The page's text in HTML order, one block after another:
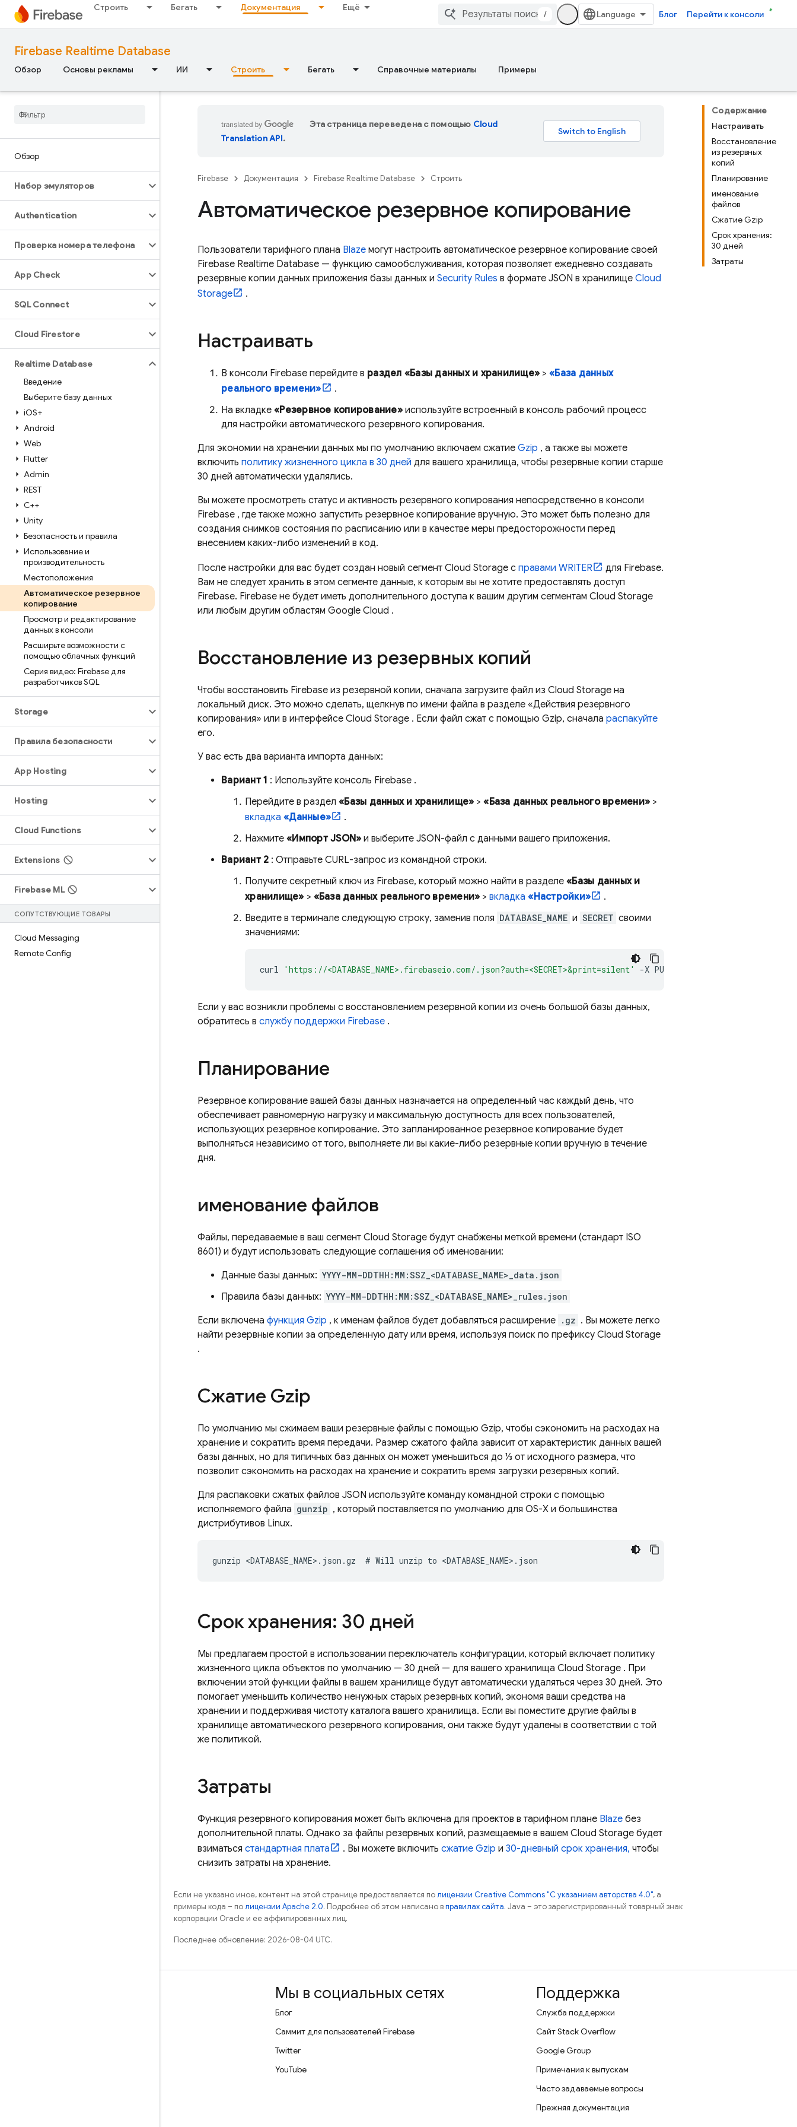
Строить Бегать Документация Ещё
/ Блог Перейти к консоли
Firebase Realtime Database
Обзор Основы рекламы ИИ Строить Бегать Справочные материалы Примеры
Обзор
Набор эмуляторов
Authentication
Проверка номера телефона
App Check
SQL Connect
Cloud Firestore
Realtime Database
Введение
Выберите базу данных
iOS+
Android
Web
Flutter
Admin
REST
C++
Unity
Безопасность и правила
Использование и
производительность
Местоположения
Автоматическое резервное
копирование
Просмотр и редактирование
данных в консоли
Расширьте возможности с
помощью облачных функций
Серия видео: Firebase для
разработчиков SQL
Storage
Правила безопасности
App Hosting
Hosting
Cloud Functions
Extensions
Firebase ML
СОПУТСТВУЮЩИЕ ТОВАРЫ
Cloud Messaging
Remote Config
Содержание
Настраивать
Восстановление
из резервных
копий
Планирование
именование
файлов
Сжатие Gzip
Срок хранения:
30 дней
Затраты
Эта страница переведена с помощью Cloud
Translation API.
Firebase Документация Firebase Realtime Database Строить
Автоматическое резервное копирование
Пользователи тарифного плана Blaze могут настроить автоматическое резервное копирование своей
Firebase Realtime Database — функцию самообслуживания, которая позволяет ежедневно создавать
резервные копии данных приложения базы данных и Security Rules в формате JSON в хранилище Cloud
Storage
.
Настраивать
В консоли Firebase перейдите в раздел «Базы данных и хранилище» > «База данных
реального времени»
.
На вкладке «Резервное копирование»используйте встроенный в консоль рабочий процесс
для настройки автоматического резервного копирования.
Для экономии на хранении данных мы по умолчанию включаем сжатие Gzip , а также вы можете
включить политику жизненного цикла в 30 дней для вашего хранилища, чтобы резервные копии старше
30 дней автоматически удалялись.
Вы можете просмотреть статус и активность резервного копирования непосредственно в консоли
Firebase , где также можно запустить резервное копирование вручную. Это может быть полезно для
создания снимков состояния по расписанию или в качестве меры предосторожности перед
внесением каких-либо изменений в код.
После настройки для вас будет создан новый сегмент Cloud Storage с правами WRITER
для Firebase.
Вам не следует хранить в этом сегменте данные, к которым вы не хотите предоставлять доступ
Firebase. Firebase не будет иметь дополнительного доступа к вашим другим сегментам Cloud Storage
или любым другим областям Google Cloud .
Восстановление из резервных копий
Чтобы восстановить Firebase из резервной копии, сначала загрузите файл из Cloud Storage на
локальный диск. Это можно сделать, щелкнув по имени файла в разделе «Действия резервного
копирования» или в интерфейсе Cloud Storage . Если файл сжат с помощью Gzip, сначала распакуйте
его.
У вас есть два варианта импорта данных:
Вариант 1 : Используйте консоль Firebase .
Перейдите в раздел «Базы данных и хранилище» >«База данных реального времени» >
вкладка «Данные»
.
Нажмите «Импорт JSON» и выберите JSON-файл с данными вашего приложения.
Вариант 2 : Отправьте CURL-запрос из командной строки.
Получите секретный ключ из Firebase, который можно найти в разделе «Базы данных и
хранилище» > «База данных реального времени» >вкладка«Настройки»
.
Введите в терминале следующую строку, заменив поля DATABASE_NAME и SECRET своими
значениями:
curl 'https://<DATABASE_NAME>.firebaseio.com/.json?auth=<SECRET>&print=silent' -X PUT
Если у вас возникли проблемы с восстановлением резервной копии из очень большой базы данных,
обратитесь в службу поддержки Firebase .
Планирование
Резервное копирование вашей базы данных назначается на определенный час каждый день, что
обеспечивает равномерную нагрузку и максимальную доступность для всех пользователей,
использующих резервное копирование. Это запланированное резервное копирование будет
выполняться независимо от того, выполняете ли вы какие-либо резервные копии вручную в течение
дня.
именование файлов
Файлы, передаваемые в ваш сегмент Cloud Storage будут снабжены меткой времени (стандарт ISO
8601) и будут использовать следующие соглашения об именовании:
Данные базы данных: YYYY-MM-DDTHH:MM:SSZ_<DATABASE_NAME>_data.json
Правила базы данных: YYYY-MM-DDTHH:MM:SSZ_<DATABASE_NAME>_rules.json
Если включена функция Gzip , к именам файлов будет добавляться расширение .gz . Вы можете легко
найти резервные копии за определенную дату или время, используя поиск по префиксу Cloud Storage
.
Сжатие Gzip
По умолчанию мы сжимаем ваши резервные файлы с помощью Gzip, чтобы сэкономить на расходах на
хранение и сократить время передачи. Размер сжатого файла зависит от характеристик данных вашей
базы данных, но для типичных баз данных он может уменьшиться до ⅓ от исходного размера, что
позволит сэкономить на расходах на хранение и сократить время загрузки резервных копий.
Для распаковки сжатых файлов JSON используйте команду командной строки с помощью
исполняемого файла gunzip , который поставляется по умолчанию для OS-X и большинства
дистрибутивов Linux.
Срок хранения: 30 дней
Мы предлагаем простой в использовании переключатель конфигурации, который включает политику
жизненного цикла объектов по умолчанию — 30 дней — для вашего хранилища Cloud Storage . При
включении этой функции файлы в вашем хранилище будут автоматически удаляться через 30 дней. Это
помогает уменьшить количество ненужных старых резервных копий, экономя ваши средства на
хранении и поддерживая чистоту каталога вашего хранилища. Если вы поместите другие файлы в
хранилище автоматического резервного копирования, они также будут удалены в соответствии с той
же политикой.
Затраты
Функция резервного копирования может быть включена для проектов в тарифном плане Blaze без
дополнительной платы. Однако за файлы резервных копий, размещаемые в вашем Cloud Storage будет
взиматься стандартная плата . Вы можете включить сжатие Gzip и 30-дневный срок хранения, чтобы
снизить затраты на хранение.
Если не указано иное, контент на этой странице предоставляется полицензии Creative Commons "С указанием авторства 4.0", а
примеры кода – полицензии Apache 2.0. Подробнее об этом написано вправилах сайта. Java – это зарегистрированный товарный знак
корпорации Oracle и ее аффилированных лиц.
Последнее обновление: 2026-08-04 UTC.
Мы в социальных сетях
Блог
Саммит для пользователей Firebase
Twitter
YouTube
Поддержка
Служба поддержки
Сайт Stack Overflow
Google Group
Примечания к выпускам
Часто задаваемые вопросы
Прежняя документация